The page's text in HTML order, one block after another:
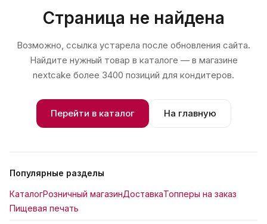
Страница не найдена
Возможно, ссылка устарела после обновления сайта.
Найдите нужный товар в каталоге — в магазине
nextcake более 3400 позиций для кондитеров.
Перейти в каталог На главную
Популярные разделы
КаталогРозничный магазинДоставкаТопперы на заказ
Пищевая печать